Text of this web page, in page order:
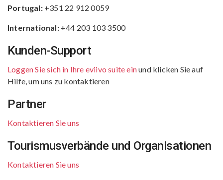
Portugal:+351 22 912 0059
International:+44 203 103 3500
Kunden-Support
Loggen Sie sich in Ihre eviivo suite einund klicken Sie auf
Hilfe, um uns zu kontaktieren
Partner
Kontaktieren Sie uns
Tourismusverbände und Organisationen
Kontaktieren Sie uns